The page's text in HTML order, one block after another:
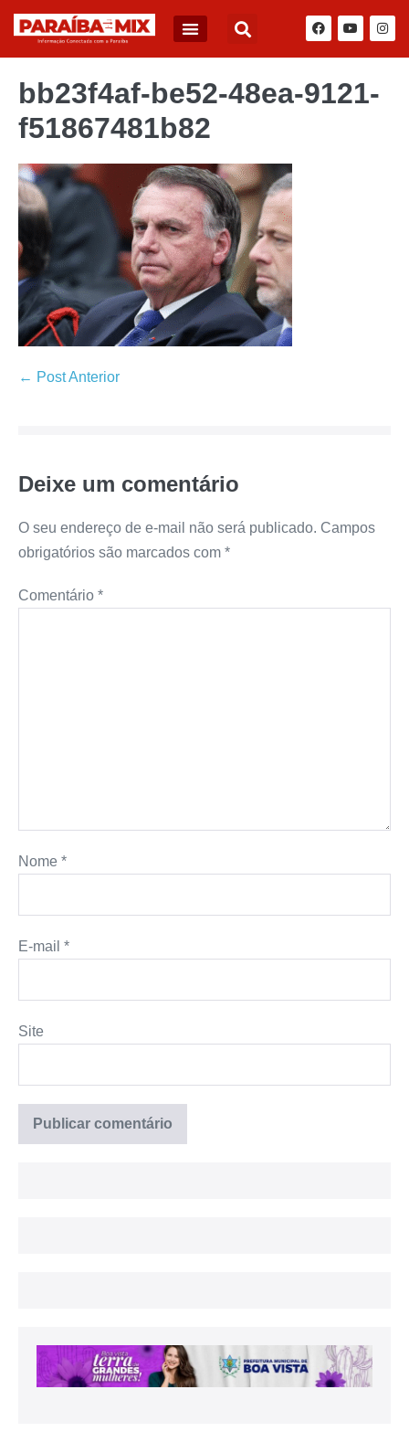
bb23f4af-be52-48ea-9121-
f51867481b82
← Post Anterior
Deixe um comentário
O seu endereço de e-mail não será publicado. Campos
obrigatórios são marcados com *
Comentário *
Nome *
E-mail *
Site